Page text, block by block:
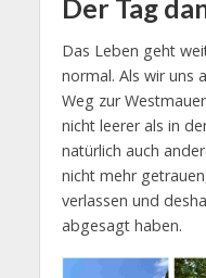
Der Tag
Das Leben geht
normal. Als wir uns
Weg zur
nicht leerer als in
natürlich auch
nicht mehr
verlassen und
abgesagt haben.